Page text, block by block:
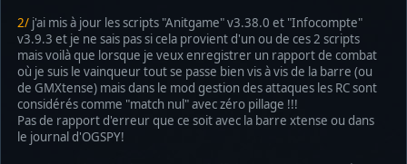
2/ j'ai mis à jour les scripts "Anitgame" v3.38.0 et "Infocompte"
v3.9.3 et je ne sais pas si cela provient d'un ou de ces 2 scripts
mais voilà que lorsque je veux enregistrer un rapport de combat
où je suis le vainqueur tout se passe bien vis à vis de la barre (ou
de GMXtense) mais dans le mod gestion des attaques les RC sont
considérés comme "match nul" avec zéro pillage !!!
Pas de rapport d'erreur que ce soit avec la barre xtense ou dans
le journal d'OGSPY!